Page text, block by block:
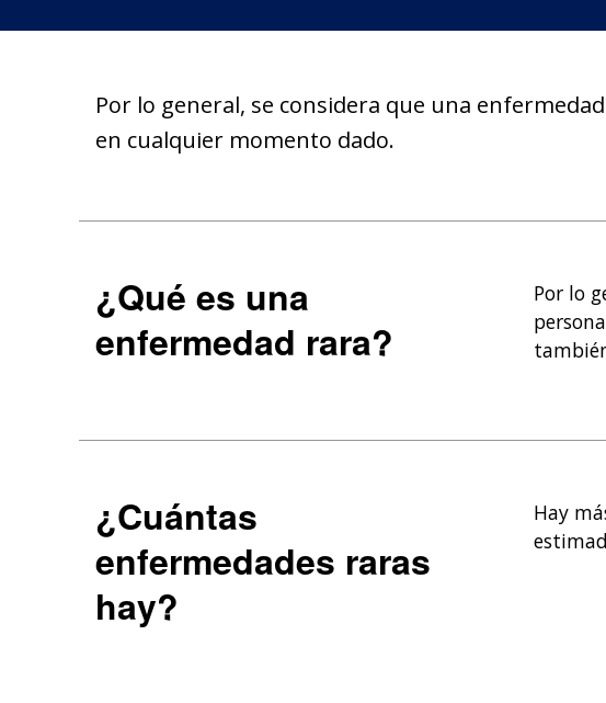
Por lo general, se considera que una
en cualquier momento dado.
¿Qué es una
enfermedad rara?
Por lo
¿Cuántas
enfermedades raras
hay?
Hay